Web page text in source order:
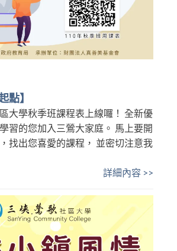
點】
大學秋季班課程表上線囉！ 全新優
習的您加入三鶯大家庭。 馬上要開
找出您喜愛的課程， 並密切注意我
詳細內容 >>